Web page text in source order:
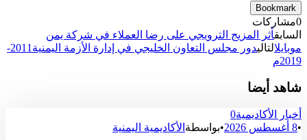
Bookmark
0مشاركات
السابقأثر المزيج الترويجي على رضا العملاء في شركة يمن
موبايلالتالي
دور مجلس التعاون الخليجي في إدارة الأزمة اليمنية2011-
2019م
شاهد أيضا
أخبار الأكاديمية0
•8 أغسطس 2026 •بواسطة الأكاديمية اليمنية